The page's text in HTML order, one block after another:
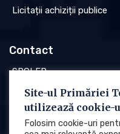
Licitații achiziții publice
Contact
SPCLEP
Stare civilă
Poliția locală
Site-ul Primăriei
utilizează cookie-
Folosim cookie-uri